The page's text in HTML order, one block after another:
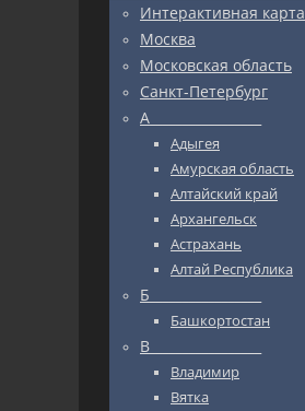
Интерактивная карта
Москва
Московская область
Санкт-Петербург
А_________________
Адыгея
Амурская область
Алтайский край
Архангельск
Астрахань
Алтай Республика
Б_________________
Башкортостан
В_________________
Владимир
Вятка